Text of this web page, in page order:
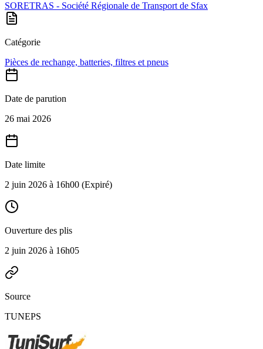
SORETRAS - Société Régionale de Transport de Sfax
Catégorie
Pièces de rechange, batteries, filtres et pneus
Date de parution
26 mai 2026
Date limite
2 juin 2026 à 16h00 (Expiré)
Ouverture des plis
2 juin 2026 à 16h05
Source
TUNEPS